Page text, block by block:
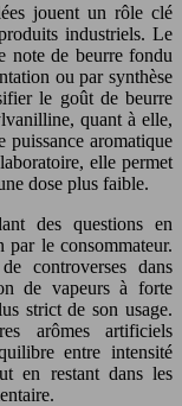
jouent un rôle clé
industriels. Le
note de beurre fondu
ou par synthèse
le goût de beurre
quant à elle,
puissance aromatique
elle permet
dose plus faible.
des questions en
par le consommateur.
controverses dans
de vapeurs à forte
strict de son usage.
arômes artificiels
entre intensité
en restant dans les